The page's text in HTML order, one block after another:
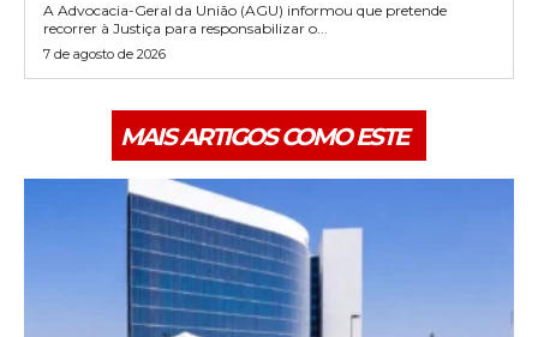
A Advocacia-Geral da União (AGU) informou que pretende
recorrer à Justiça para responsabilizar o...
7 de agosto de 2026
MAIS ARTIGOS COMO ESTE